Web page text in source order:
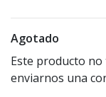
Agotado
Este producto
enviarnos una